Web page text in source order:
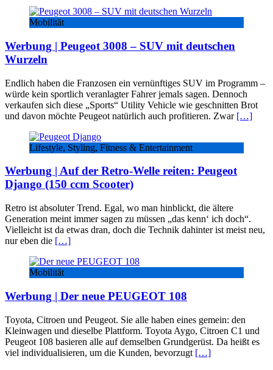
Mobilität
Werbung | Peugeot 3008 – SUV mit deutschen
Wurzeln
Endlich haben die Franzosen ein vernünftiges SUV im Programm –
würde kein sportlich veranlagter Fahrer jemals sagen. Dennoch
verkaufen sich diese „Sports“ Utility Vehicle wie geschnitten Brot
und davon möchte Peugeot natürlich auch profitieren. Zwar […]
Lifestyle, Styling, Fitness & Entertainment
Werbung | Auf der Retro-Welle reiten: Peugeot
Django (150 ccm Scooter)
Retro ist absoluter Trend. Egal, wo man hinblickt, die ältere
Generation meint immer sagen zu müssen „das kenn‘ ich doch“.
Vielleicht ist da etwas dran, doch die Technik dahinter ist meist neu,
nur eben die […]
Mobilität
Werbung | Der neue PEUGEOT 108
Toyota, Citroen und Peugeot. Sie alle haben eines gemein: den
Kleinwagen und dieselbe Plattform. Toyota Aygo, Citroen C1 und
Peugeot 108 basieren alle auf demselben Grundgerüst. Da heißt es
viel individualisieren, um die Kunden, bevorzugt […]